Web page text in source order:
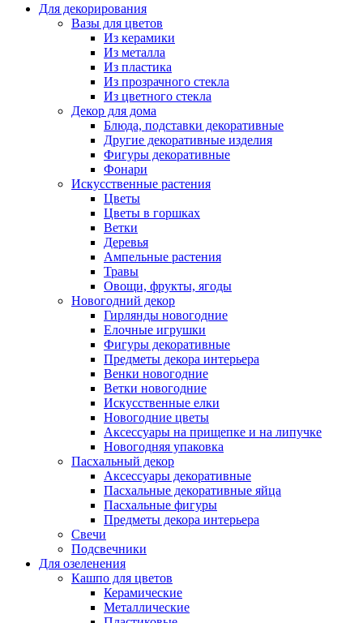
Для декорирования
Вазы для цветов
Из керамики
Из металла
Из пластика
Из прозрачного стекла
Из цветного стекла
Декор для дома
Блюда, подставки декоративные
Другие декоративные изделия
Фигуры декоративные
Фонари
Искусственные растения
Цветы
Цветы в горшках
Ветки
Деревья
Ампельные растения
Травы
Овощи, фрукты, ягоды
Новогодний декор
Гирлянды новогодние
Елочные игрушки
Фигуры декоративные
Предметы декора интерьера
Венки новогодние
Ветки новогодние
Искусственные елки
Новогодние цветы
Аксессуары на прищепке и на липучке
Новогодняя упаковка
Пасхальный декор
Аксессуары декоративные
Пасхальные декоративные яйца
Пасхальные фигуры
Предметы декора интерьера
Свечи
Подсвечники
Для озеленения
Кашпо для цветов
Керамические
Металлические